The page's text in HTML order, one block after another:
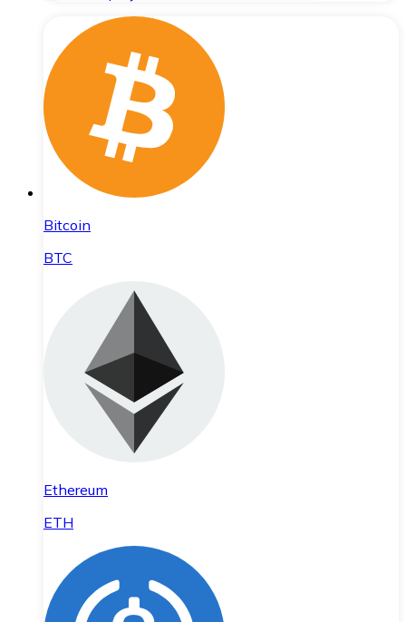
Bitcoin
BTC
Ethereum
ETH